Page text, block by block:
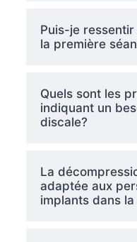
Puis-je
la première
Quels sont les
indiquant un
discale?
La
adaptée aux
implants dans la